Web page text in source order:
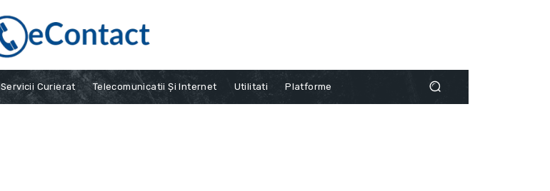
Servicii Curierat Telecomunicatii Și Internet Utilitati Platforme